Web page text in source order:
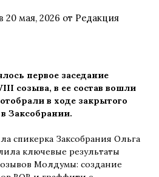
20 мая, 2026 от Редакция
первое заседание
созыва, в ее состав вошли
в ходе закрытого
в Заксобрании.
спикерка Заксобрания Ольга
ключевые результаты
Молдумы: создание